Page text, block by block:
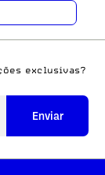
exclusivas?
Enviar